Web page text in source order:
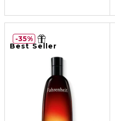
Best Seller
35%